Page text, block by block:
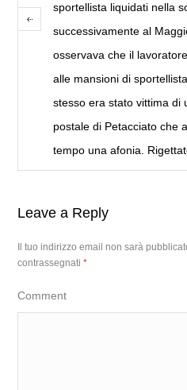
sportellista liquidati nella
successivamente al
osservava che il
alle mansioni di
stesso era stato vittima di
postale di Petacciato che
tempo una afonia.
Leave a Reply
Il tuo indirizzo email non sarà
contrassegnati*
Comment